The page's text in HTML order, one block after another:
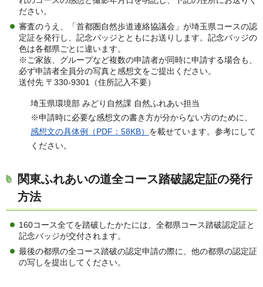
ださい。
審査のうえ、「首都圏自然歩道連絡協議会」が埼玉県コースの認
定証を発行し、記念バッジとともにお送りします。記念バッジの
色は各都県ごとに違います。
※ご家族、グループなど複数の申請者が同時に申請する場合も、
必ず申請者全員分の写真と感想文をご提出ください。
送付先 〒330-9301（住所記入不要）
埼玉県環境部 みどり自然課 自然ふれあい担当
※申請時に必要な感想文の書き方が分からない方のために、
感想文の具体例（PDF：58KB） を載せています。参考にして
ください。
関東ふれあいの道全コース踏破認定証の発行
方法
160コース全てを踏破したかたには、全都県コース踏破認定証と
記念バッジが交付されます。
最後の都県の全コース踏破の認定申請の際に、他の都県の認定証
の写しを提出してください。